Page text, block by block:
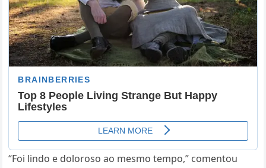
“Foi lindo e doloroso ao mesmo tempo,” comentou